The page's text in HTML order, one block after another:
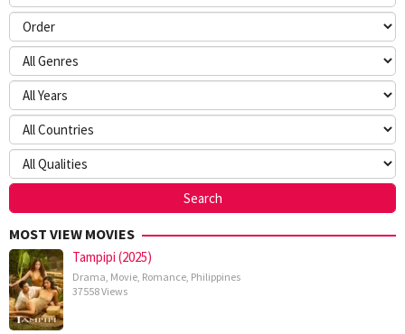
MOST VIEW MOVIES
Tampipi (2025)
Drama Movie Romance Philippines
37558 Views